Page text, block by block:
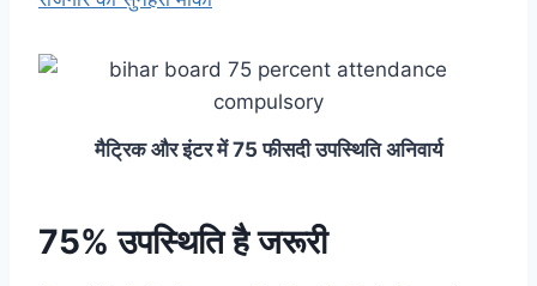
मैट्रिक और इंटर में 75 फीसदी उपस्थिति अनिवार्य
75% उपस्थिति है जरूरी